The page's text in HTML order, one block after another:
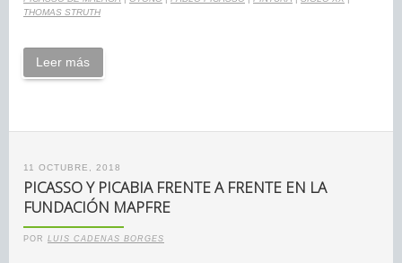
THOMAS STRUTH
Leer más
11 OCTUBRE, 2018
PICASSO Y PICABIA FRENTE A FRENTE EN LA
FUNDACIÓN MAPFRE
POR LUIS CADENAS BORGES